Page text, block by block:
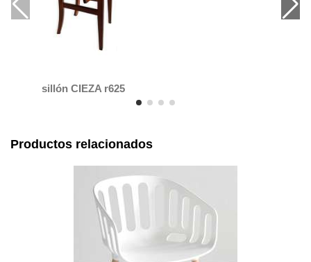
sillón CIEZA r625
Productos relacionados